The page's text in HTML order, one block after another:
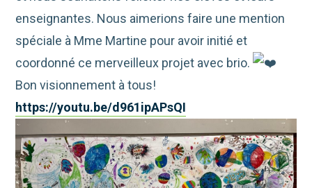
enseignantes. Nous aimerions faire une mention
spéciale à Mme Martine pour avoir initié et
coordonné ce merveilleux projet avec brio.
Bon visionnement à tous!
https://youtu.be/d961ipAPsQI